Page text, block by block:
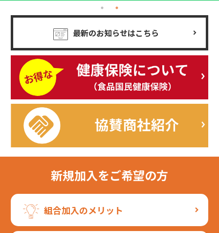
最新のお知らせはこちら
新規加入をご希望の方
組合加入のメリット